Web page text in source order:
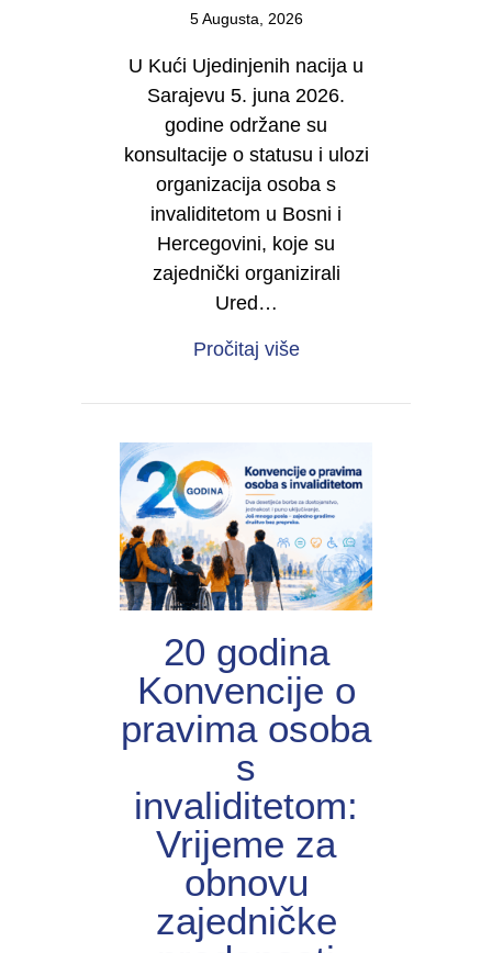
5 Augusta, 2026
U Kući Ujedinjenih nacija u
Sarajevu 5. juna 2026.
godine održane su
konsultacije o statusu i ulozi
organizacija osoba s
invaliditetom u Bosni i
Hercegovini, koje su
zajednički organizirali
Ured…
Pročitaj višeabout IZVJEŠTAJ O
20 godina
Konvencije o
pravima osoba
s
invaliditetom:
Vrijeme za
obnovu
zajedničke